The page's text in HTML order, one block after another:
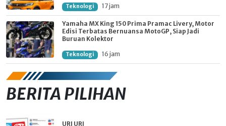
Teknologi 17 jam
Yamaha MX King 150 Prima Pramac Livery, Motor
Edisi Terbatas Bernuansa MotoGP, Siap Jadi
Buruan Kolektor
Teknologi 16 jam
BERITA PILIHAN
URI URI